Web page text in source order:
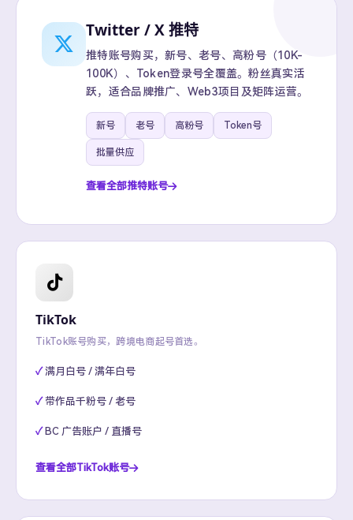
Twitter / X 推特
推特账号购买，新号、老号、高粉号（10K-
100K）、Token登录号全覆盖。粉丝真实活
跃，适合品牌推广、Web3项目及矩阵运营。
新号 老号 高粉号 Token号
批量供应
查看全部推特账号
TikTok
TikTok账号购买，跨境电商起号首选。
满月白号 / 满年白号
带作品千粉号 / 老号
BC 广告账户 / 直播号
查看全部TikTok账号